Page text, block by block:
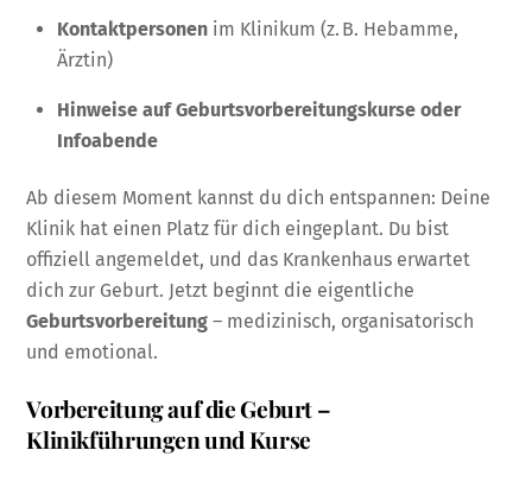
Kontaktpersonen im Klinikum (z. B. Hebamme,
Ärztin)
Hinweise auf Geburtsvorbereitungskurse oder
Infoabende
Ab diesem Moment kannst du dich entspannen: Deine
Klinik hat einen Platz für dich eingeplant. Du bist
offiziell angemeldet, und das Krankenhaus erwartet
dich zur Geburt. Jetzt beginnt die eigentliche
Geburtsvorbereitung – medizinisch, organisatorisch
und emotional.
Vorbereitung auf die Geburt –
Klinikführungen und Kurse